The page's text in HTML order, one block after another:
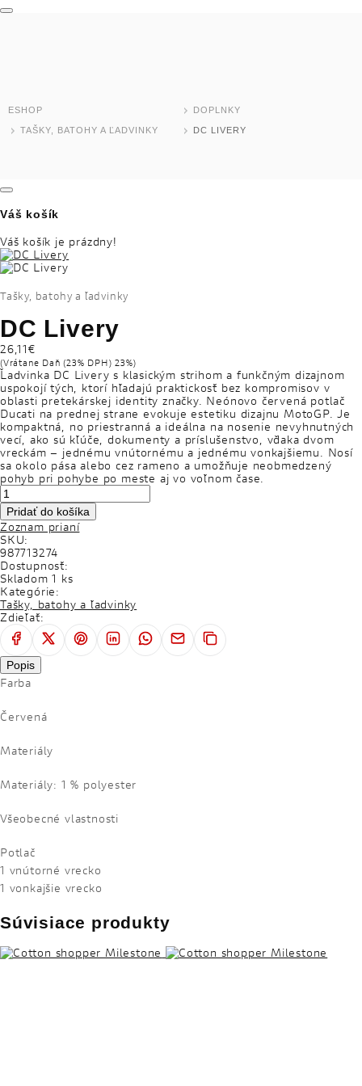
ESHOP
JAZDENÉ MOTOCYKLE
NOVINKY
MOTOCYKLE
DUCATI CLUB
CESTOVATELSKÉ EXPEDÍCIE
SERVICE
APLIKÁCIE
WORLD DUCATI WEEK
SPOLOČENSKÁ ZODPOVEDNOSŤ FIRIEM
EVENTY
ESHOP DOPLNKY
TAŠKY, BATOHY A ĽADVINKY DC LIVERY
Váš košík
Váš košík je prázdny!
Tašky, batohy a ľadvinky
DC Livery
26,11€
(Vrátane Daň (23% DPH) 23%)
Ľadvinka DC Livery s klasickým strihom a funkčným dizajnom
uspokojí tých, ktorí hľadajú praktickosť bez kompromisov v
oblasti pretekárskej identity značky. Neónovo červená potlač
Ducati na prednej strane evokuje estetiku dizajnu MotoGP. Je
kompaktná, no priestranná a ideálna na nosenie nevyhnutných
vecí, ako sú kľúče, dokumenty a príslušenstvo, vďaka dvom
vreckám – jednému vnútornému a jednému vonkajšiemu. Nosí
sa okolo pása alebo cez rameno a umožňuje neobmedzený
pohyb pri pohybe po meste aj vo voľnom čase.
Pridať do košíka
Zoznam prianí
SKU:
987713274
Dostupnosť:
Skladom 1 ks
Kategórie:
Tašky, batohy a ľadvinky
Zdieľať:
Popis
Farba
Červená
Materiály
Materiály: 1 % polyester
Všeobecné vlastnosti
Potlač
1 vnútorné vrecko
1 vonkajšie vrecko
Súvisiace produkty